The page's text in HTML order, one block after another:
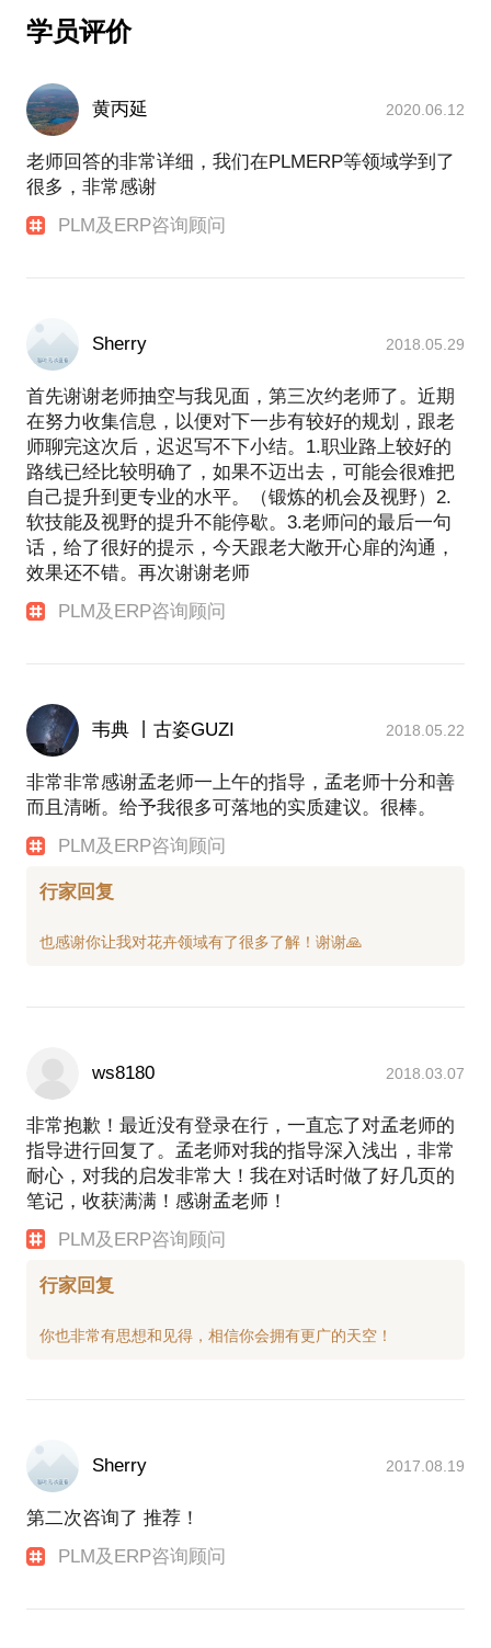
学员评价
黄丙延 2020.06.12
老师回答的非常详细，我们在PLMERP等领域学到了
很多，非常感谢
PLM及ERP咨询顾问
Sherry 2018.05.29
首先谢谢老师抽空与我见面，第三次约老师了。近期
在努力收集信息，以便对下一步有较好的规划，跟老
师聊完这次后，迟迟写不下小结。1.职业路上较好的
路线已经比较明确了，如果不迈出去，可能会很难把
自己提升到更专业的水平。（锻炼的机会及视野）2.
软技能及视野的提升不能停歇。3.老师问的最后一句
话，给了很好的提示，今天跟老大敞开心扉的沟通，
效果还不错。再次谢谢老师
PLM及ERP咨询顾问
韦典 丨古姿GUZI 2018.05.22
非常非常感谢孟老师一上午的指导，孟老师十分和善
而且清晰。给予我很多可落地的实质建议。很棒。
PLM及ERP咨询顾问
行家回复
ws8180 2018.03.07
非常抱歉！最近没有登录在行，一直忘了对孟老师的
指导进行回复了。孟老师对我的指导深入浅出，非常
耐心，对我的启发非常大！我在对话时做了好几页的
笔记，收获满满！感谢孟老师！
PLM及ERP咨询顾问
行家回复
Sherry 2017.08.19
第二次咨询了 推荐！
PLM及ERP咨询顾问